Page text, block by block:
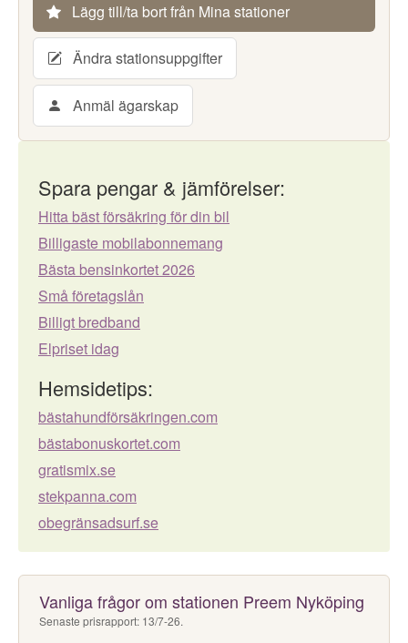
Lägg till/ta bort från Mina stationer
Ändra stationsuppgifter
Anmäl ägarskap
Spara pengar & jämförelser:
Hitta bäst försäkring för din bil
Billigaste mobilabonnemang
Bästa bensinkortet 2026
Små företagslån
Billigt bredband
Elpriset idag
Hemsidetips:
bästahundförsäkringen.com
bästabonuskortet.com
gratismix.se
stekpanna.com
obegränsadsurf.se
Vanliga frågor om stationen Preem Nyköping
Senaste prisrapport: 13/7-26.